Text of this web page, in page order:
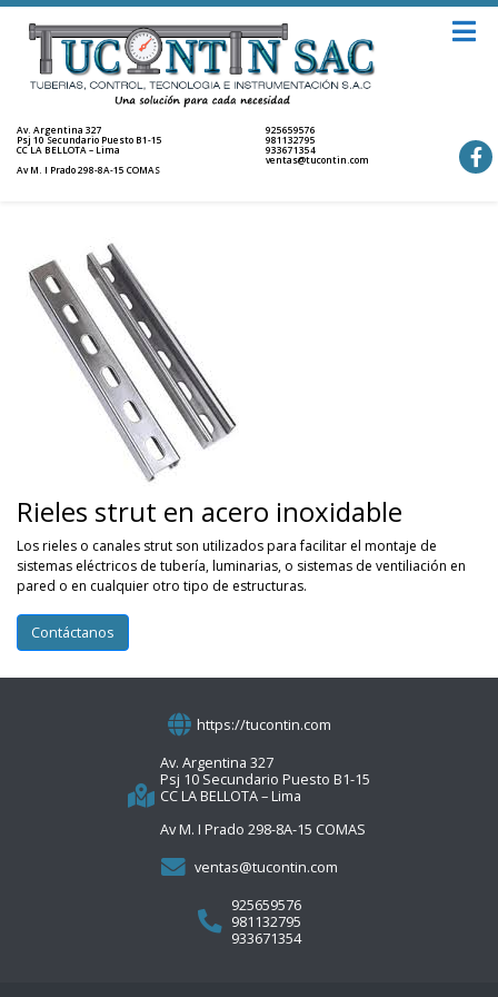
Av. Argentina 327
Psj 10 Secundario Puesto B1-15
CC LA BELLOTA – Lima
Av M. I Prado 298-8A-15 COMAS
925659576
981132795
933671354
ventas@tucontin.com
Rieles strut en acero inoxidable
Los rieles o canales strut son utilizados para facilitar el montaje de
sistemas eléctricos de tubería, luminarias, o sistemas de ventiliación en
pared o en cualquier otro tipo de estructuras.
Contáctanos
https://tucontin.com
Av. Argentina 327
Psj 10 Secundario Puesto B1-15
CC LA BELLOTA – Lima
Av M. I Prado 298-8A-15 COMAS
ventas@tucontin.com
925659576
981132795
933671354